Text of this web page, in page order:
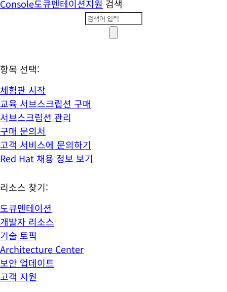
Console도큐멘테이션지원 검색
항목 선택:
체험판 시작
교육 서브스크립션 구매
서브스크립션 관리
구매 문의처
고객 서비스에 문의하기
Red Hat 채용 정보 보기
리소스 찾기:
도큐멘테이션
개발자 리소스
기술 토픽
Architecture Center
보안 업데이트
고객 지원